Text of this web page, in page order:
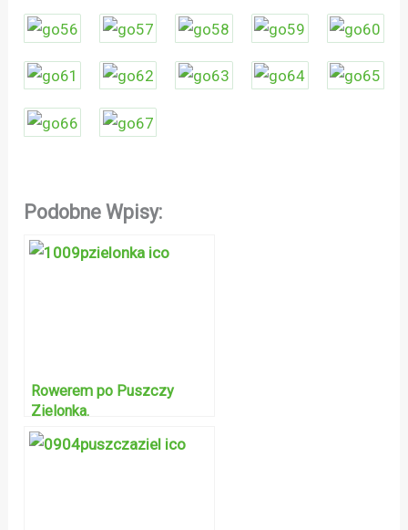
Podobne Wpisy:
Rowerem po Puszczy
Zielonka.